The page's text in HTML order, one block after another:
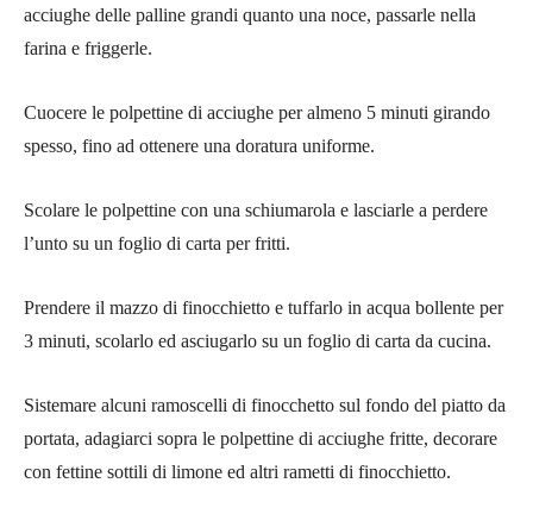
acciughe delle palline grandi quanto una noce, passarle nella
farina e friggerle.
Cuocere le polpettine di acciughe per almeno 5 minuti girando
spesso, fino ad ottenere una doratura uniforme.
Scolare le polpettine con una schiumarola e lasciarle a perdere
l’unto su un foglio di carta per fritti.
Prendere il mazzo di finocchietto e tuffarlo in acqua bollente per
3 minuti, scolarlo ed asciugarlo su un foglio di carta da cucina.
Sistemare alcuni ramoscelli di finocchetto sul fondo del piatto da
portata, adagiarci sopra le polpettine di acciughe fritte, decorare
con fettine sottili di limone ed altri rametti di finocchietto.